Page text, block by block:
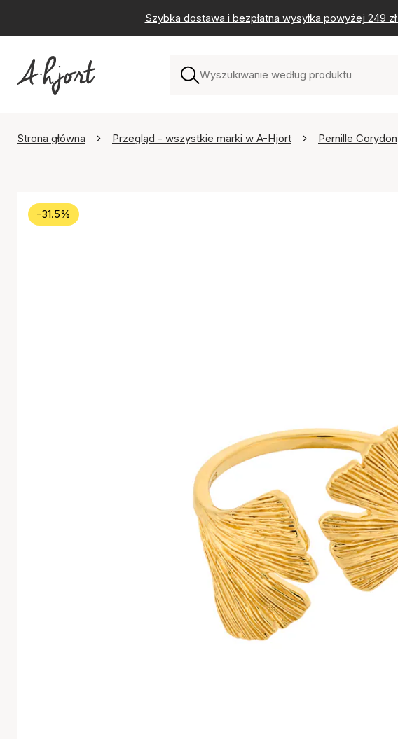
Szybka dostawa i bezpłatna wysyłka powyżej 249 zł
Strona główna Przegląd - wszystkie marki w A-Hjort Pernille Corydon
-31.5%